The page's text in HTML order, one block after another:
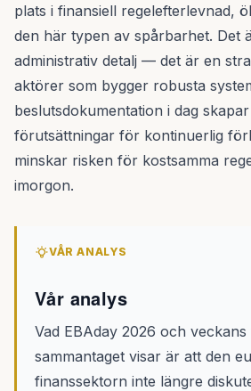
plats i finansiell regelefterlevnad,
den här typen av spårbarhet. Det
administrativ detalj — det är en
aktörer som bygger robusta
beslutsdokumentation i dag
förutsättningar för kontinuerlig
minskar risken för kostsamma
imorgon.
VÅR ANALYS
Vår analys
Vad EBAday 2026 och
sammantaget visar är att den
finanssektorn inte längre